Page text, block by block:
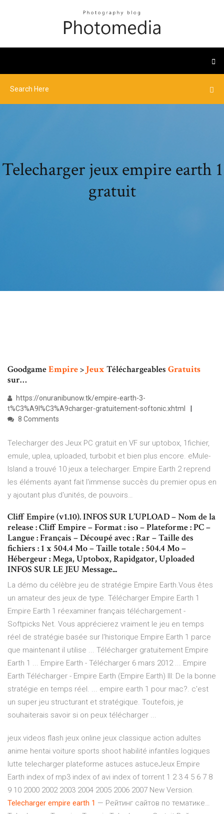
Telecharger jeux empire earth 1
gratuit
GoodgameEmpire> Jeux Téléchargeables Gratuits
sur…
https://onuranibunow.tk/empire-earth-3-
t%C3%A9l%C3%A9charger-gratuitement-softonic.xhtml
8 Comments
Telecharger des Jeux PC gratuit en VF sur uptobox, 1fichier,
emule, uplea, uploaded, turbobit et bien plus encore. eMule-
Island a trouvé 10 jeux a telecharger. Empire Earth 2 reprend
les éléments ayant fait l'immense succès du premier opus en
y ajoutant plus d'unités, de pouvoirs…
Cliff Empire (v1.10). INFOS SUR L’UPLOAD – Nom de la
release : Cliff Empire – Format : iso – Plateforme : PC –
Langue : Français – Découpé avec : Rar – Taille des
fichiers : 1 x 504.4 Mo – Taille totale : 504.4 Mo –
Hébergeur : Mega, Uptobox, Rapidgator, Uploaded
INFOS SUR LE JEU Message...
La démo du célèbre jeu de stratégie Empire Earth.Vous êtes
un amateur des jeux de type. Télécharger Empire Earth 1
Empire Earth 1 réexaminer français téléchargement -
Softpicks Net. Vous apprécierez vraiment le jeu en temps
réel de stratégie basée sur l'historique Empire Earth 1 parce
que maintenant il utilise ... Télécharger gratuitement Empire
Earth 1 ... Empire Earth - Télécharger 6 mars 2012 ... Empire
Earth Télécharger - Empire Earth (Empire Earth) III: De la bonne
stratégie en temps réel. ... empire earth 1 pour mac?. c'est
un super jeu structurant et stratégique. Toutefois, je
souhaiterais savoir si on peux télécharger ...
jeux videos flash jeux online jeux classique action adultes
anime hentai voiture sports shoot habilité infantiles logiques
lutte telecharger plateforme astuces astuceJeux Empire
Earth index of mp3 index of avi index of torrent 1 2 3 4 5 6 7 8
9 10 2000 2002 2003 2004 2005 2006 2007 New Version.
Telecharger empire earth 1 — Рейтинг сайтов по тематике…